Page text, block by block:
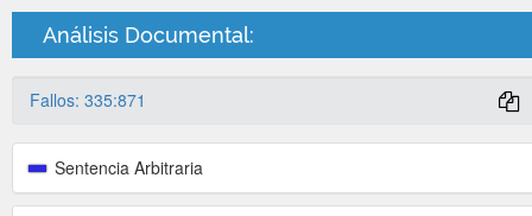
Análisis Documental:
Fallos: 335:871
Sentencia Arbitraria